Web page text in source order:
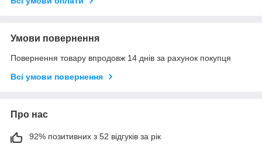
Умови повернення
Повернення товару впродовж 14 днів за рахунок покупця
Всі умови повернення
Про нас
92% позитивних з 52 відгуків за рік